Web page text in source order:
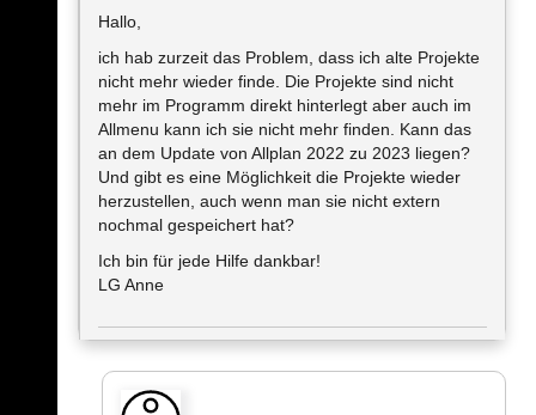
Hallo,
ich hab zurzeit das Problem, dass ich alte Projekte
nicht mehr wieder finde. Die Projekte sind nicht
mehr im Programm direkt hinterlegt aber auch im
Allmenu kann ich sie nicht mehr finden. Kann das
an dem Update von Allplan 2022 zu 2023 liegen?
Und gibt es eine Möglichkeit die Projekte wieder
herzustellen, auch wenn man sie nicht extern
nochmal gespeichert hat?
Ich bin für jede Hilfe dankbar!
LG Anne